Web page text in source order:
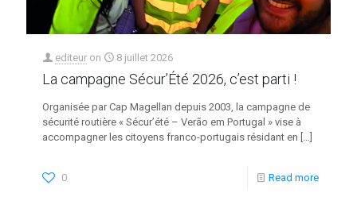
editeur on 8 juillet 2026
La campagne Sécur’Été 2026, c’est parti !
Organisée par Cap Magellan depuis 2003, la campagne de
sécurité routière « Sécur’été – Verão em Portugal » vise à
accompagner les citoyens franco-portugais résidant en […]
0 Read more